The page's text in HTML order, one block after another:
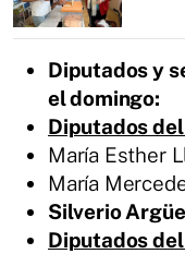
Diputados y
el domingo:
Diputados del
María Esther
María
Silverio
Diputados del